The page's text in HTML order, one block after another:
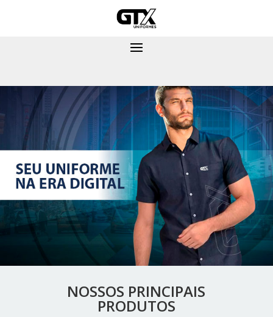
NOSSOS PRINCIPAIS
PRODUTOS